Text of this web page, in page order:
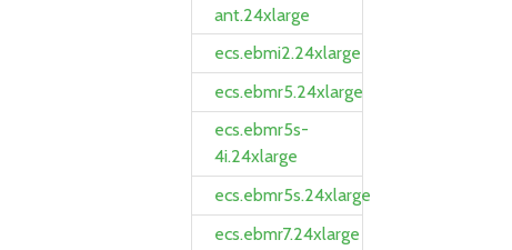
ant.24xlarge
ecs.ebmi2.24xlarge
ecs.ebmr5.24xlarge
ecs.ebmr5s-
4i.24xlarge
ecs.ebmr5s.24xlarge
ecs.ebmr7.24xlarge